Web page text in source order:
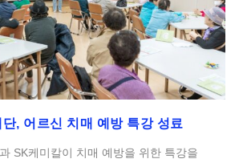
, 어르신 치매 예방 특강 성료
SK케미칼이 치매 예방을 위한 특강을